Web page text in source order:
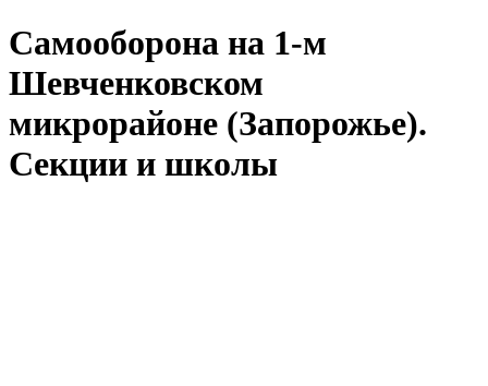
Самооборона на 1-м
Шевченковском
микрорайоне (Запорожье).
Секции и школы